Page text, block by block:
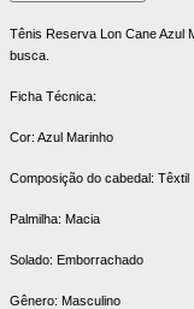
Tênis Reserva Lon Cane Azul
busca.
Ficha Técnica:
Cor: Azul Marinho
Composição do cabedal: Têxtil
Palmilha: Macia
Solado: Emborrachado
Gênero: Masculino